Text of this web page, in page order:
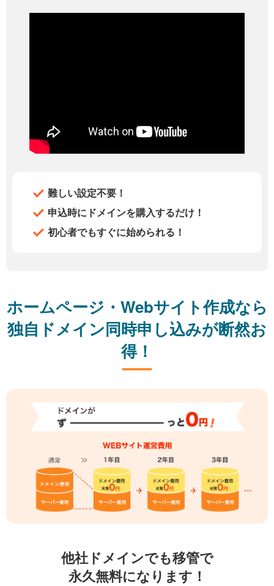
難しい設定不要！
申込時にドメインを購入するだけ！
初心者でもすぐに始められる！
ホームページ・Webサイト作成なら
独自ドメイン同時申し込みが断然お
得！
他社ドメインでも移管で
永久無料になります！